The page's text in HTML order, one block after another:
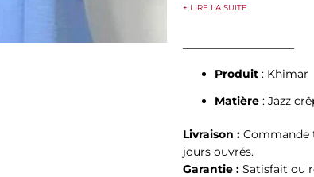
+ LIRE LA SUITE
Produit : Khimar
Matière : Jazz
Livraison : Commande
jours ouvrés.
Garantie : Satisfait ou